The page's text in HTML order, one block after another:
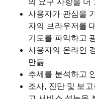
의 요구 사항을 더
사용자가 관심을
자의 브라우저를
기도를 파악하고
사용자의 온라인
만듦
추세를 분석하고
조사, 진단 및 보